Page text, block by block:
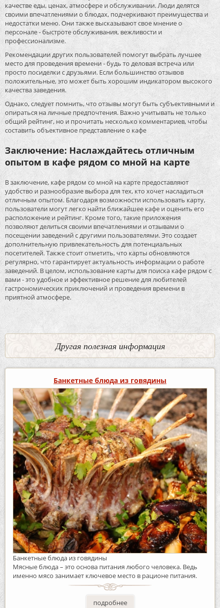
качестве еды, ценах, атмосфере и обслуживании. Люди делятся
своими впечатлениями о блюдах, подчеркивают преимущества и
недостатки меню. Они также высказывают свое мнение о
персонале - быстроте обслуживания, вежливости и
профессионализме.
Рекомендации других пользователей помогут выбрать лучшее
место для проведения времени - будь то деловая встреча или
просто посиделки с друзьями. Если большинство отзывов
положительные, это может быть хорошим индикатором высокого
качества заведения.
Однако, следует помнить, что отзывы могут быть субъективными и
опираться на личные предпочтения. Важно учитывать не только
общий рейтинг, но и прочитать несколько комментариев, чтобы
составить объективное представление о кафе
Заключение: Наслаждайтесь отличным
опытом в кафе рядом со мной на карте
В заключение, кафе рядом со мной на карте предоставляют
удобство и разнообразие выбора для тех, кто хочет насладиться
отличным опытом. Благодаря возможности использовать карту,
пользователи могут легко найти ближайшее кафе и оценить его
расположение и рейтинг. Кроме того, такие приложения
позволяют делиться своими впечатлениями и отзывами о
посещении заведений с другими пользователями. Это создает
дополнительную привлекательность для потенциальных
посетителей. Также стоит отметить, что карты обновляются
регулярно, что гарантирует актуальность информации о работе
заведений. В целом, использование карты для поиска кафе рядом с
вами - это удобное и эффективное решение для любителей
гастрономических приключений и проведения времени в
приятной атмосфере.
Другая полезная информация
Банкетные блюда из говядины
Банкетные блюда из говядины
Мясные блюда – это основа питания любого человека. Ведь
именно мясо занимает ключевое место в рационе питания.
подробнее